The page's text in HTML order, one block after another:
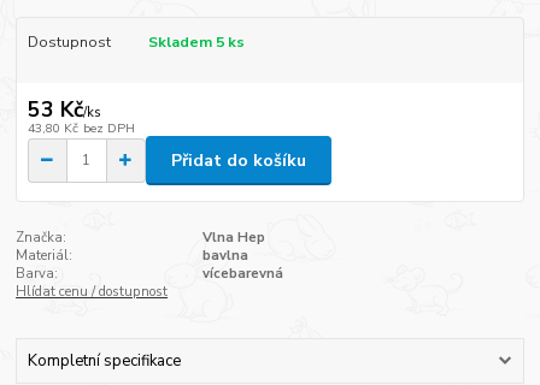
Dostupnost Skladem 5 ks
53 Kč/ks
43,80 Kč bez DPH
Přidat do košíku
Značka:
Vlna Hep
Materiál:
bavlna
Barva:
vícebarevná
Hlídat cenu / dostupnost
Kompletní specifikace